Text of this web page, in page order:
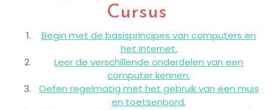
Cursus
Begin met de basisprincipes van computers en
het internet.
Leer de verschillende onderdelen van een
computer kennen.
Oefen regelmatig met het gebruik van een muis
en toetsenbord.